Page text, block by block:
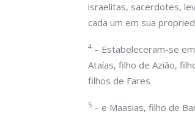
israelitas, sacerdotes,
cada um em sua
4 – Estabeleceram-se
Ataías, filho de Azião,
filhos de Fares
5 – e Maasias, filho de